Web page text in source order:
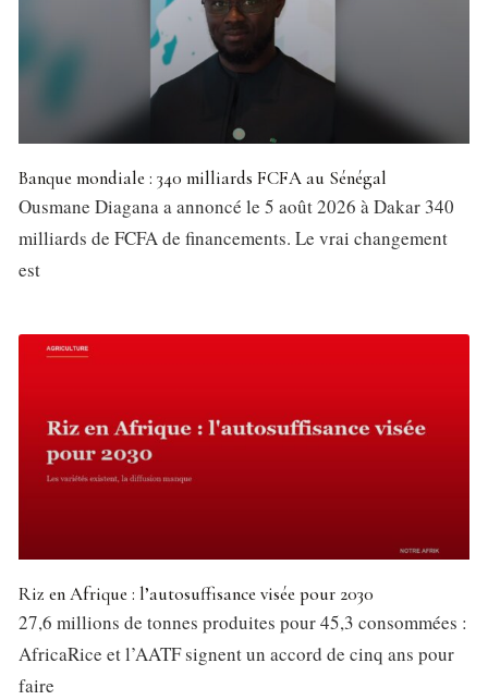
Banque mondiale : 340 milliards FCFA au Sénégal
Ousmane Diagana a annoncé le 5 août 2026 à Dakar 340
milliards de FCFA de financements. Le vrai changement
est
Riz en Afrique : l’autosuffisance visée pour 2030
27,6 millions de tonnes produites pour 45,3 consommées :
AfricaRice et l’AATF signent un accord de cinq ans pour
faire